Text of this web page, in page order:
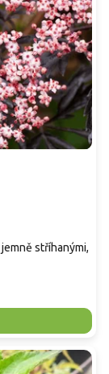
stříhanými,